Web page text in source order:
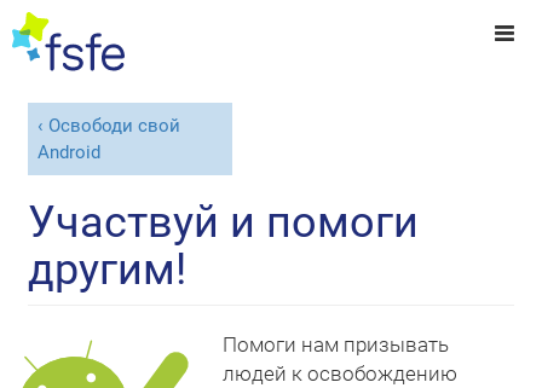
Освободи свой
Android
Участвуй и помоги
другим!
Помоги нам призывать
людей к освобождению